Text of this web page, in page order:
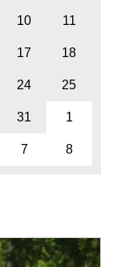
10 11
17 18
24 25
31 1
7 8